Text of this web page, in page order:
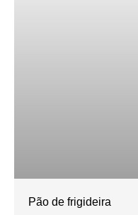
Pão de frigideira